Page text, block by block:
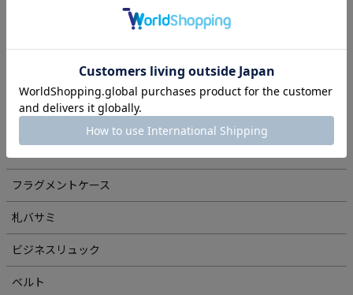
メディア掲載アイテム
ミニ・コンパクトシリーズ
フラグメントケース
札バサミ
ビジネスリュック
ベルト